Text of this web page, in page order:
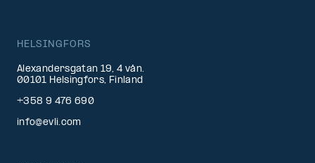
HELSINGFORS
Alexandersgatan 19, 4 vån.
00101 Helsingfors, Finland
+358 9 476 690
info@evli.com